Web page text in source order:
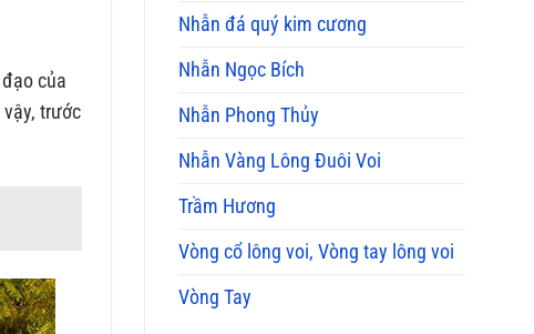
của
trước
Nhẫn đá quý kim cương
Nhẫn Ngọc Bích
Nhẫn Phong Thủy
Nhẫn Vàng Lông Đuôi Voi
Trầm Hương
Vòng cổ lông voi, Vòng tay lông voi
Vòng Tay